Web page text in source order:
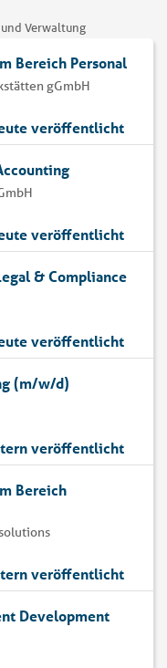
Verwaltung
Bereich Personal
gGmbH
veröffentlicht
veröffentlicht
& Compliance
veröffentlicht
(m/w/d)
veröffentlicht
Bereich
veröffentlicht
Development